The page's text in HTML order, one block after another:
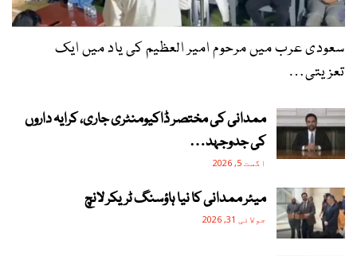
سعودی عرب میں مرحوم امیر العظیم کی یاد میں ایک
تعزیتی…
ممدانی کی مختصر ڈاکیومنٹری جاری، کرایہ داروں
کی جدوجہد…
اگست 5, 2026
میئر ممدانی کا نیا ہاؤسنگ ٹریکر لانچ
جولائی 31, 2026